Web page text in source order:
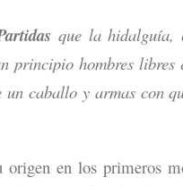
que la hidalguía,
principio hombres
un caballo y armas con
origen en los primeros